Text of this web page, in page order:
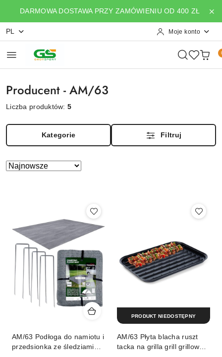
Przejdź do treści głównej
Przejdź do wyszukiwarki
Przejdź do moje konto
Przejdź do menu głównego
Przejdź do stopki
DARMOWA DOSTAWA PRZY ZAMÓWIENIU OD 400 ZŁ
PL Moje konto
Producent - AM/63
Liczba produktów:5
Kategorie Filtruj
Zastosowano
Sortuj
AM/63 Podłoga do namiotu i
przedsionka ze śledziami
AM/63 Płyta blacha ruszt
tacka na grilla grill grillowa
PRODUKT NIEDOSTĘPNY